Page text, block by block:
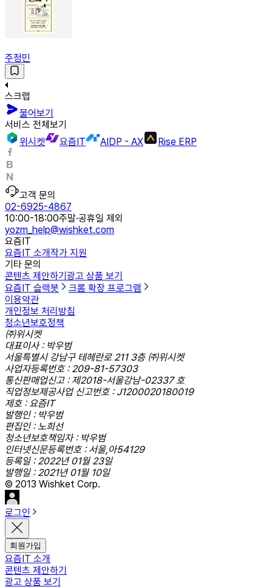
주정민
스크랩
물어보기
서비스 전체보기
위시켓
요즘IT AIDP - AX Rise ERP
고객 문의
02-6925-4867
10:00-18:00주말·공휴일 제외
yozm_help@wishket.com
요즘IT
요즘IT 소개작가 지원
기타 문의
콘텐츠 제안하기 광고 상품 보기
요즘IT 슬랙봇
크롬 확장 프로그램
이용약관
개인정보 처리방침
청소년보호정책
㈜위시켓
대표이사 : 박우범
서울특별시 강남구 테헤란로 211 3층 ㈜위시켓
사업자등록번호 : 209-81-57303
통신판매업신고 : 제2018-서울강남-02337 호
직업정보제공사업 신고번호 : J1200020180019
제호 : 요즘IT
발행인 : 박우범
편집인 : 노희선
청소년보호책임자 : 박우범
인터넷신문등록번호 : 서울,아54129
등록일 : 2022년 01월 23일
발행일 : 2021년 01월 10일
© 2013 Wishket Corp.
로그인
회원가입
요즘IT 소개
콘텐츠 제안하기
광고 상품 보기